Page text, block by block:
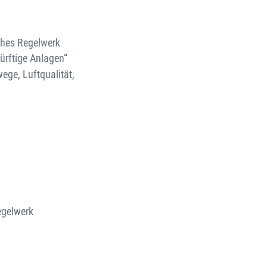
Regelwerk
Anlagen“
Luftqualität,